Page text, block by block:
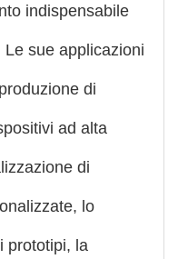
indispensabile
sue applicazioni
di
ad alta
di
lo
prototipi, la